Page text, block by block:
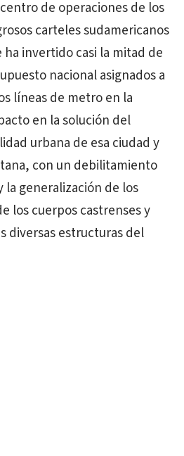
de operaciones de los
carteles sudamericanos
invertido casi la mitad de
nacional asignados a
líneas de metro en la
en la solución del
urbana de esa ciudad y
con un debilitamiento
la generalización de los
los cuerpos castrenses y
diversas estructuras del